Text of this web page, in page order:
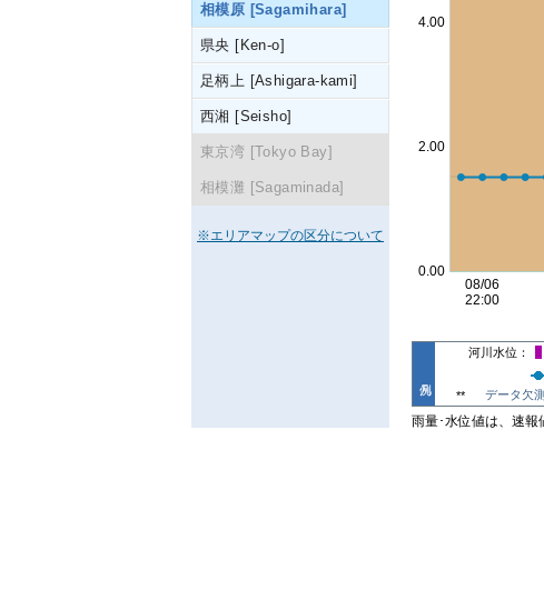
相模原 [Sagamihara]
県央 [Ken-o]
足柄上 [Ashigara-kami]
西湘 [Seisho]
東京湾 [Tokyo Bay]
相模灘 [Sagaminada]
※エリアマップの区分について
河川水位
**
データ欠
雨量･水位値は、速報